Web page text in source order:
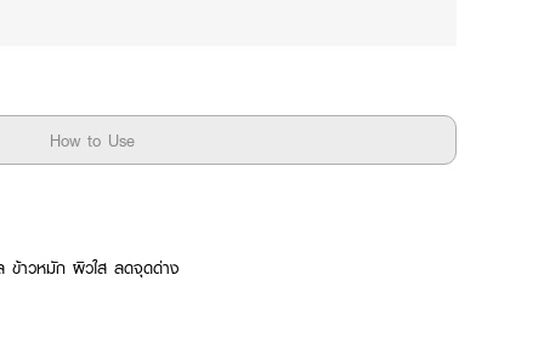
How to Use
ข้าวหมัก ผิวใส ลดจุดด่าง